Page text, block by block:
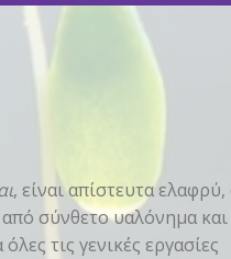
, είναι απίστευτα ελαφρύ,
από σύνθετο υαλόνημα
τις γενικές εργασίες